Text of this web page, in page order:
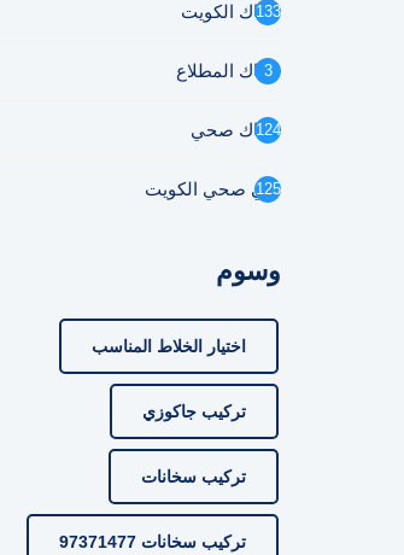
سباك الكويت
133
سباك المطلاع
3
سباك صحي
124
فني صحي الكويت
125
وسوم
اختيار الخلاط المناسب
تركيب جاكوزي
تركيب سخانات
تركيب سخانات 97371477